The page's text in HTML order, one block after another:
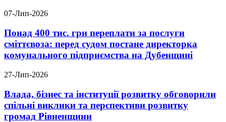
07-Лип-2026
Понад 400 тис. грн переплати за послуги
сміттєвоза: перед судом постане директорка
комунального підприємства на Дубенщині
27-Лип-2026
Влада, бізнес та інституції розвитку обговорили
спільні виклики та перспективи розвитку
громад Рівненщини